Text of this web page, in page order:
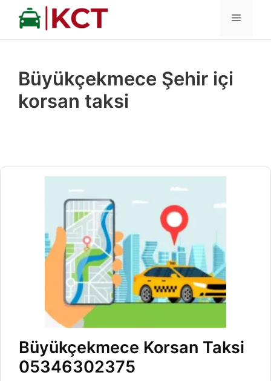
İçeriğe
MENÜ
Büyükçekmece Şehir içi
korsan taksi
Büyükçekmece Korsan Taksi
05346302375